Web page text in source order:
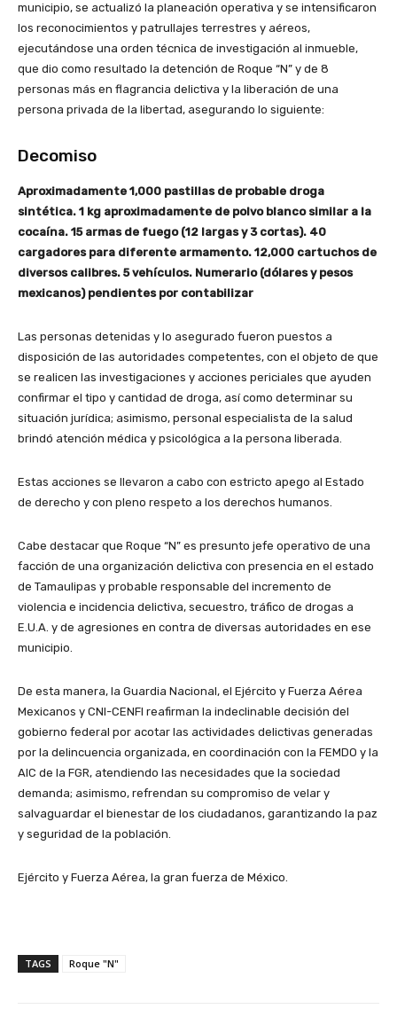
municipio, se actualizó la planeación operativa y se intensificaron
los reconocimientos y patrullajes terrestres y aéreos,
ejecutándose una orden técnica de investigación al inmueble,
que dio como resultado la detención de Roque “N” y de 8
personas más en flagrancia delictiva y la liberación de una
persona privada de la libertad, asegurando lo siguiente:
Decomiso
Aproximadamente 1,000 pastillas de probable droga
sintética. 1 kg aproximadamente de polvo blanco similar a la
cocaína. 15 armas de fuego (12 largas y 3 cortas). 40
cargadores para diferente armamento. 12,000 cartuchos de
diversos calibres. 5 vehículos. Numerario (dólares y pesos
mexicanos) pendientes por contabilizar
Las personas detenidas y lo asegurado fueron puestos a
disposición de las autoridades competentes, con el objeto de que
se realicen las investigaciones y acciones periciales que ayuden
confirmar el tipo y cantidad de droga, así como determinar su
situación jurídica; asimismo, personal especialista de la salud
brindó atención médica y psicológica a la persona liberada.
Estas acciones se llevaron a cabo con estricto apego al Estado
de derecho y con pleno respeto a los derechos humanos.
Cabe destacar que Roque “N” es presunto jefe operativo de una
facción de una organización delictiva con presencia en el estado
de Tamaulipas y probable responsable del incremento de
violencia e incidencia delictiva, secuestro, tráfico de drogas a
E.U.A. y de agresiones en contra de diversas autoridades en ese
municipio.
De esta manera, la Guardia Nacional, el Ejército y Fuerza Aérea
Mexicanos y CNI-CENFI reafirman la indeclinable decisión del
gobierno federal por acotar las actividades delictivas generadas
por la delincuencia organizada, en coordinación con la FEMDO y la
AIC de la FGR, atendiendo las necesidades que la sociedad
demanda; asimismo, refrendan su compromiso de velar y
salvaguardar el bienestar de los ciudadanos, garantizando la paz
y seguridad de la población.
Ejército y Fuerza Aérea, la gran fuerza de México.
TAGS Roque "N"